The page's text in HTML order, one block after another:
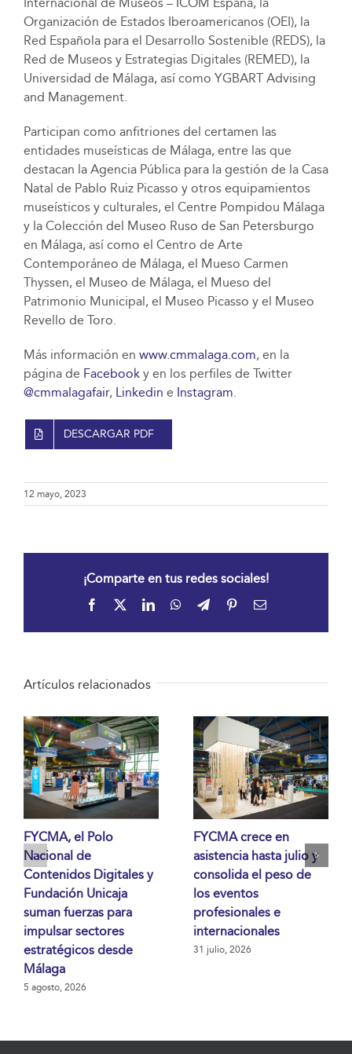
Organización de Estados Iberoamericanos (OEI), la
Red Española para el Desarrollo Sostenible (REDS), la
Red de Museos y Estrategias Digitales (REMED), la
Universidad de Málaga, así como YGBART Advising
and Management.
Participan como anfitriones del certamen las
entidades museísticas de Málaga, entre las que
destacan la Agencia Pública para la gestión de la Casa
Natal de Pablo Ruiz Picasso y otros equipamientos
museísticos y culturales, el Centre Pompidou Málaga
y la Colección del Museo Ruso de San Petersburgo
en Málaga, así como el Centro de Arte
Contemporáneo de Málaga, el Mueso Carmen
Thyssen, el Museo de Málaga, el Mueso del
Patrimonio Municipal, el Museo Picasso y el Museo
Revello de Toro.
Más información en www.cmmalaga.com, en la
página de Facebooky en los perfiles de Twitter
@cmmalagafair, Linkedin e Instagram.
DESCARGAR PDF
12 mayo, 2023
¡Comparte en tus redes sociales!
Facebook LinkedInWhatsApp
TelegramPinterestCorreo
Artículos relacionados
FYCMA, el Polo
Nacional de
Contenidos Digitales y
Fundación Unicaja
suman fuerzas para
impulsar sectores
estratégicos desde
Málaga
5 agosto, 2026
FYCMA crece en
asistencia hasta julio y
consolida el peso de
los eventos
profesionales e
internacionales
31 julio, 2026